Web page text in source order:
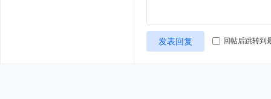
发表回复 回帖后跳转到